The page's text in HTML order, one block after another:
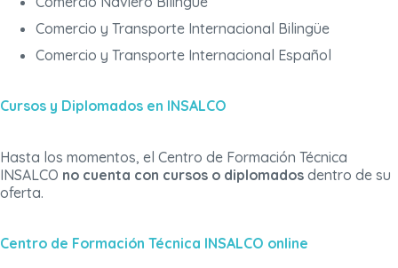
Comercio y Transporte Internacional Bilingüe
Comercio y Transporte Internacional Español
Cursos y Diplomados en INSALCO
Hasta los momentos, el Centro de Formación Técnica
INSALCO no cuenta con cursos o diplomados dentro de su
oferta.
Centro de Formación Técnica INSALCO online